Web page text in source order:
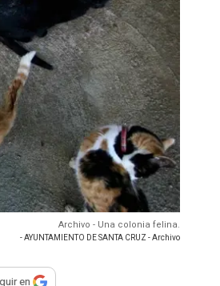
Archivo - Una colonia felina.
- AYUNTAMIENTO DE SANTA CRUZ - Archivo
en